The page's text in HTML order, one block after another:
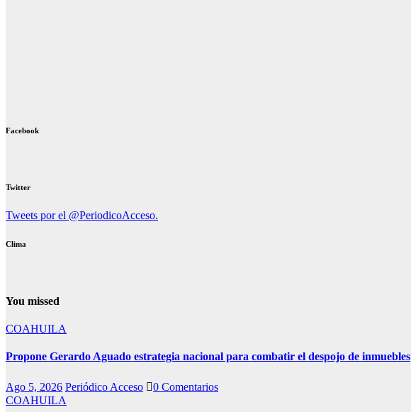
Facebook
Twitter
Tweets por el @PeriodicoAcceso.
Clima
You missed
COAHUILA
Propone Gerardo Aguado estrategia nacional para combatir el despojo de inmuebles
Ago 5, 2026 Periódico Acceso
0 Comentarios
COAHUILA